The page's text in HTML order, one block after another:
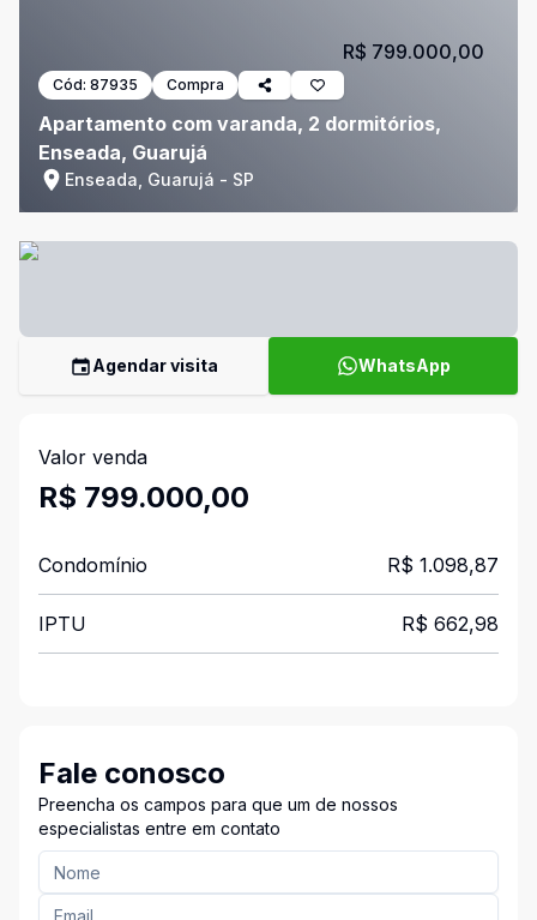
Cód: 87935 Compra
Apartamento com varanda, 2 dormitórios,
Enseada, Guarujá
Enseada, Guarujá - SP
R$ 799.000,00
Agendar visita WhatsApp
Valor venda
R$ 799.000,00
Condomínio R$ 1.098,87
IPTU R$ 662,98
Fale conosco
Preencha os campos para que um de nossos
especialistas entre em contato